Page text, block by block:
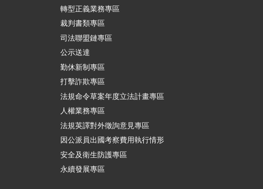
轉型正義業務專區
裁判書類專區
司法聯盟鏈專區
公示送達
勤休新制專區
打擊詐欺專區
法規命令草案年度立法計畫專區
人權業務專區
法規英譯對外徵詢意見專區
因公派員出國考察費用執行情形
安全及衛生防護專區
永續發展專區